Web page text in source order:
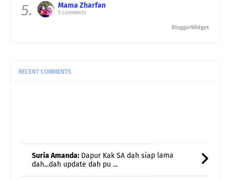
5. Mama Zharfan
5 comments
BloggerWidget
RECENT COMMENTS
Suria Amanda: wah mim suka westlife la..ye akak
membesar pun den ...